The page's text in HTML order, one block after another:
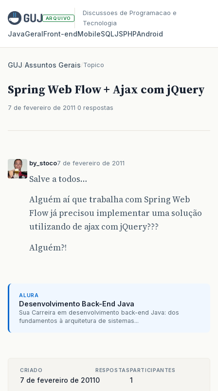
ARQUIVO
Discussoes de Programacao e
Tecnologia
JavaGeralFront‑endMobileSQLJSPHPAndroid
GUJ/Assuntos Gerais/Topico
Spring Web Flow + Ajax com jQuery
7 de fevereiro de 2011 0 respostas
by_stoco7 de fevereiro de 2011
Salve a todos…
Alguém aí que trabalha com Spring Web
Flow já precisou implementar uma solução
utilizando de ajax com jQuery???
Alguém?!
ALURA
Desenvolvimento Back-End Java
Sua Carreira em desenvolvimento back-end Java: dos
fundamentos à arquitetura de sistemas...
CRIADO
7 de fevereiro de 2011
RESPOSTAS
0
PARTICIPANTES
1